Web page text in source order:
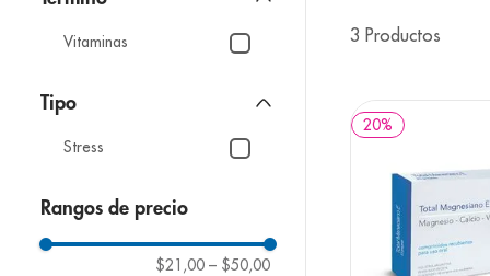
Vitaminas
Tipo
Stress
Rangos de precio
$21,00 – $50,00
3 Productos
20%